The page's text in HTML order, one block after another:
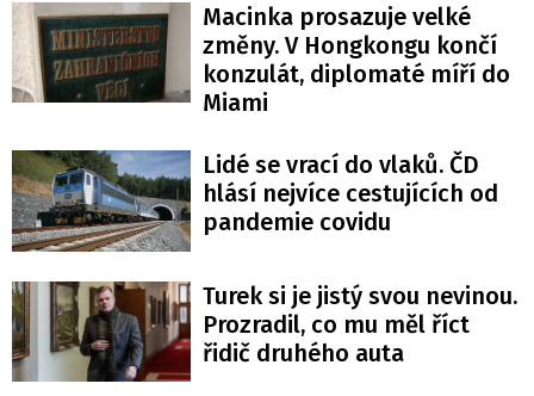
Macinka prosazuje velké
změny. V Hongkongu končí
konzulát, diplomaté míří do
Miami
Lidé se vrací do vlaků. ČD
hlásí nejvíce cestujících od
pandemie covidu
Turek si je jistý svou nevinou.
Prozradil, co mu měl říct
řidič druhého auta